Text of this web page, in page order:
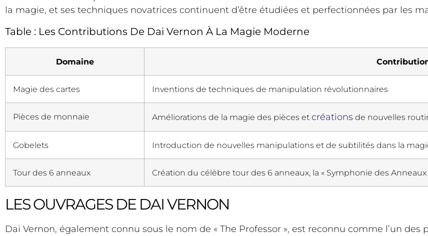
la magie, et ses techniques novatrices continuent d’être étudiées et perfectionnées par les
Table : Les Contributions De Dai Vernon À La Magie Moderne
Domaine
Magie des cartes Inventions de techniques de manipulation révolutionnaires
Pièces de monnaie Améliorations de la magie des pièces et créations de nouvelles
Gobelets Introduction de nouvelles manipulations et de subtilités dans la
Tour des 6 anneaux Création du célèbre tour des 6 anneaux, la « Symphonie des Anneaux
LES OUVRAGES DE DAI VERNON
Dai Vernon, également connu sous le nom de « The Professor », est reconnu comme l’un